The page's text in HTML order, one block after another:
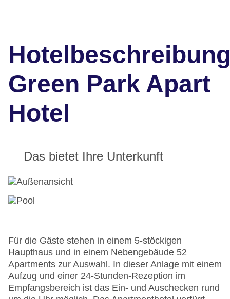
Green Park Apart
Hotel
Das bietet Ihre Unterkunft
Für die Gäste stehen in einem 5-stöckigen
Haupthaus und in einem Nebengebäude 52
Apartments zur Auswahl. In dieser Anlage mit einem
Aufzug und einer 24-Stunden-Rezeption im
Empfangsbereich ist das Ein- und Auschecken rund